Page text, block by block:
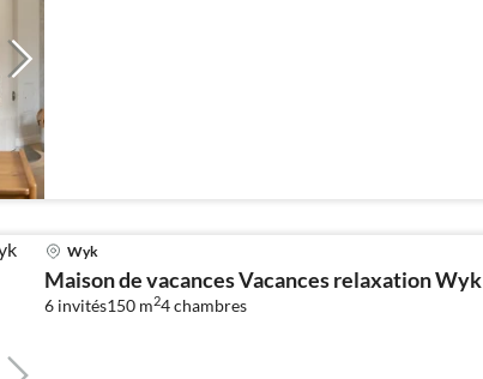
Wyk
Maison de vacances Vacances relaxation Wyk
6 invités150 m24chambres